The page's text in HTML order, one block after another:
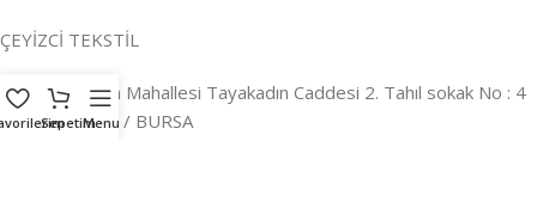
ÇEYİZCİ TEKSTİL
Adres:Reyhan Mahallesi Tayakadın Caddesi 2. Tahıl sokak No : 4
/ a Osmangazi / BURSA
SepetimMenu